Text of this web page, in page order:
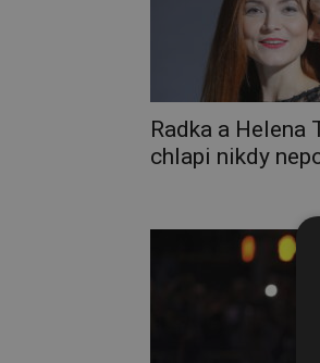
Radka a Helena
chlapi nikdy